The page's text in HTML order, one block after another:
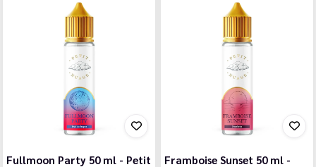
Fullmoon Party 50 ml - Petit
Framboise Sunset 50 ml -